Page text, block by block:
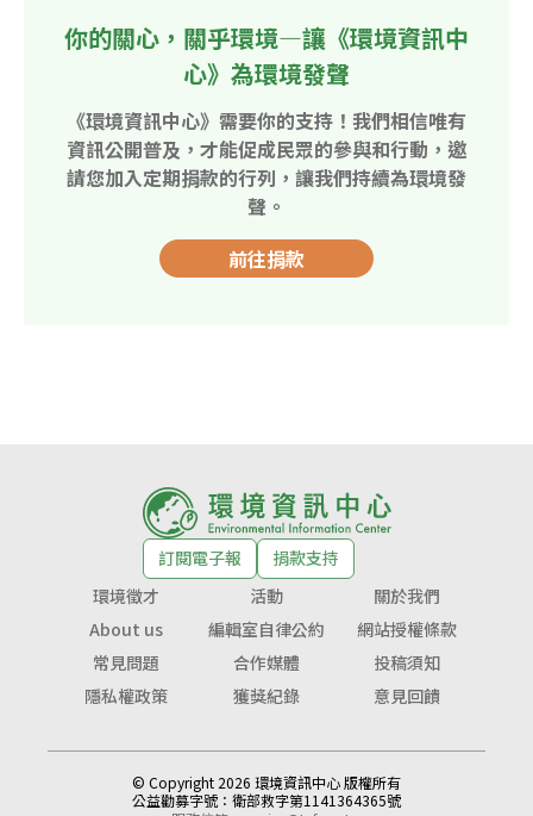
你的關心，關乎環境—讓《環境資訊中
心》為環境發聲
《環境資訊中心》需要你的支持！我們相信唯有
資訊公開普及，才能促成民眾的參與和行動，邀
請您加入定期捐款的行列，讓我們持續為環境發
聲。
前往捐款
訂閱電子報
捐款支持
環境徵才
活動
關於我們
About us
編輯室自律公約
網站授權條款
常見問題
合作媒體
投稿須知
隱私權政策
獲獎紀錄 意見回饋
© Copyright 2026 環境資訊中心 版權所有
公益勸募字號： 衛部救字第1141364365號